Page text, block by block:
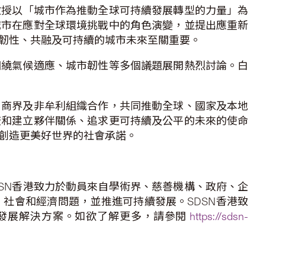
以「城市作為推動全球可持續發展轉型的力量」為
在應對全球環境挑戰中的角色演變，並提出應重新
、共融及可持續的城市未來至關重要。
氣候適應、城市韌性等多個議題展開熱烈討論。白
界及非牟利組織合作，共同推動全球、國家及本地
建立夥伴關係、追求更可持續及公平的未來的使命
造更美好世界的社會承諾。
香港致力於動員來自學術界、慈善機構、政府、企
會和經濟問題，並推進可持續發展。SDSN香港致
展解決方案。如欲了解更多，請參閱 https://sdsn-